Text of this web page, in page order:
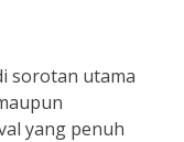
sorotan utama
yang penuh